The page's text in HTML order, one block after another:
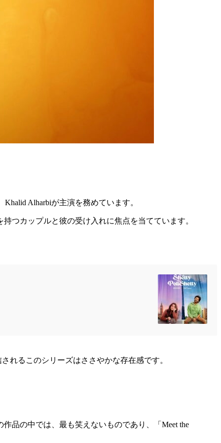
Alharbiが主演を務めています。
つカップルと彼の受け入れに焦点を当てています。
れるこのシリーズはささやかな存在感です。
品の中では、最も笑えないものであり、「Meet the